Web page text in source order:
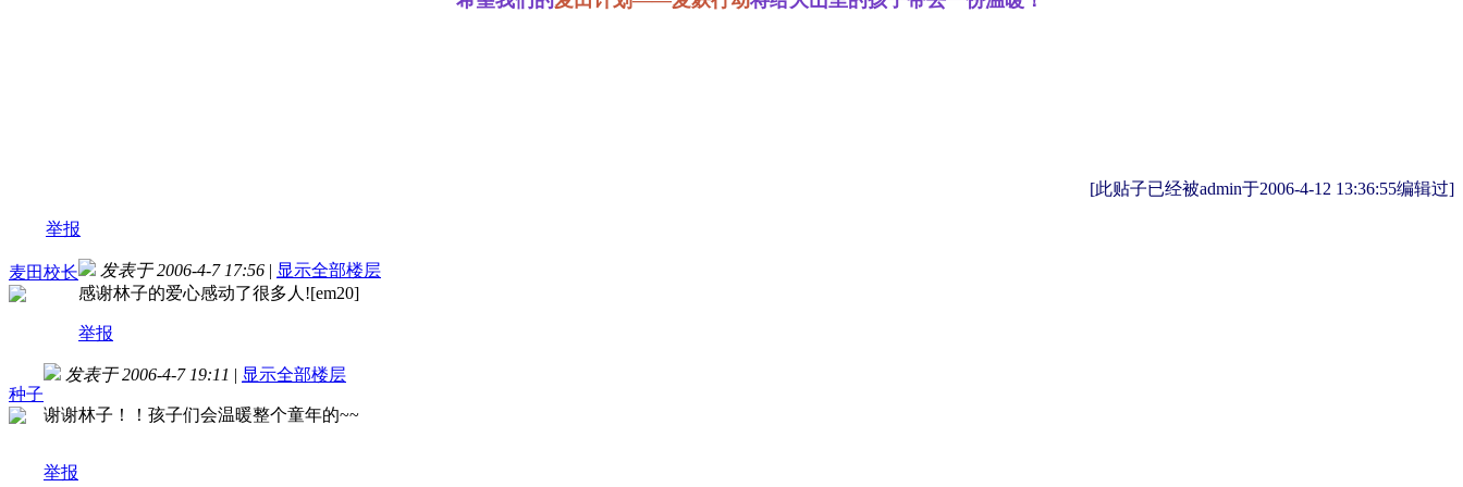
[此贴子已经被admin于2006-4-12 13:36:55编辑过]
举报
麦田校长 发表于 2006-4-7 17:56 | 显示全部楼层
感谢林子的爱心感动了很多人![em20]
举报
种子
发表于 2006-4-7 19:11 | 显示全部楼层
谢谢林子！！孩子们会温暖整个童年的~~
举报